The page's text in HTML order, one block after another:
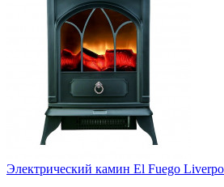
Электрический камин El Fuego